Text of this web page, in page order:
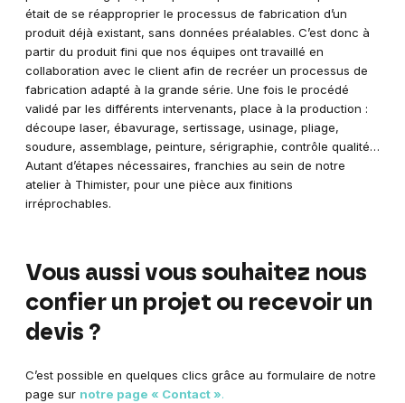
était de se réapproprier le processus de fabrication d’un
produit déjà existant, sans données préalables. C’est donc à
partir du produit fini que nos équipes ont travaillé en
collaboration avec le client afin de recréer un processus de
fabrication adapté à la grande série. Une fois le procédé
validé par les différents intervenants, place à la production :
découpe laser, ébavurage, sertissage, usinage, pliage,
soudure, assemblage, peinture, sérigraphie, contrôle qualité…
Autant d’étapes nécessaires, franchies au sein de notre
atelier à Thimister, pour une pièce aux finitions
irréprochables.
Vous aussi vous souhaitez nous
confier un projet ou recevoir un
devis ?
C’est possible en quelques clics grâce au formulaire de notre
page sur notre page « Contact ».